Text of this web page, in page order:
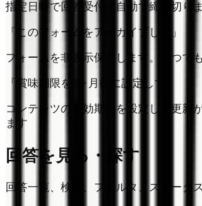
指定日時で回答受付を自動で締め切り
「このフォームをアーカイブして」
フォームを非表示保管します。いつで
「賞味期限を3ヶ月後に設定して」
コンテンツの有効期限を設定し、更新
ます
回答を見る・探す
回答一覧、検索、フィルタ、ステータ